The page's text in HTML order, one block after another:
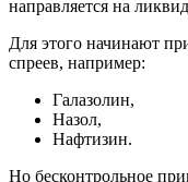
направляется на
Для этого начинают
спреев, например:
Галазолин,
Назол,
Нафтизин.
Но бесконтрольное